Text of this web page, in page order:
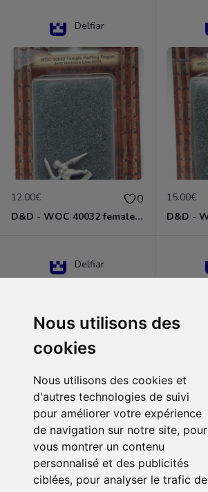
Nous utilisons des
cookies
Nous utilisons des cookies et
d'autres technologies de suivi
pour améliorer votre expérience
de navigation sur notre site, pour
vous montrer un contenu
personnalisé et des publicités
ciblées, pour analyser le trafic de
Delfiar
12.00€ 0
D&D - WOC 40032 female halfling rogue Miniature - Donjons Dragons
15.00€
Delfiar
15.00€ 0
D&D - 88286 paladin human male Miniature - Donjons Dragons
12.00€